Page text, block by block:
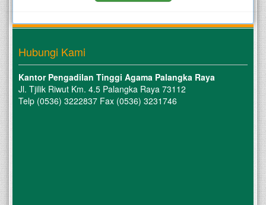
Hubungi Kami
Kantor Pengadilan Tinggi Agama Palangka Raya
Jl. Tjilik Riwut Km. 4.5 Palangka Raya 73112
Telp (0536) 3222837 Fax (0536) 3231746